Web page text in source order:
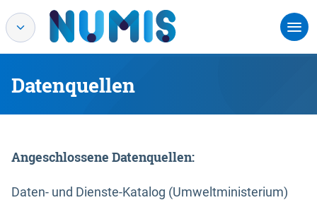
Datenquellen
Angeschlossene Datenquellen:
Daten- und Dienste-Katalog (Umweltministerium)